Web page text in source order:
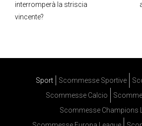
interromperà la striscia
vincente?
Sport Scommesse Sportive
Scommesse Calcio
Scommesse Champions